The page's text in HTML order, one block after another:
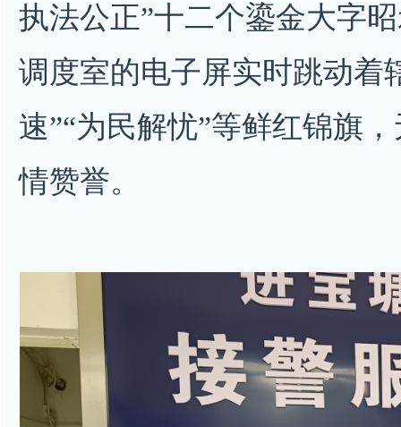
执法公正”十二个鎏金大字
调度室的电子屏实时跳动着
速”“为民解忧”等鲜红锦旗
情赞誉。